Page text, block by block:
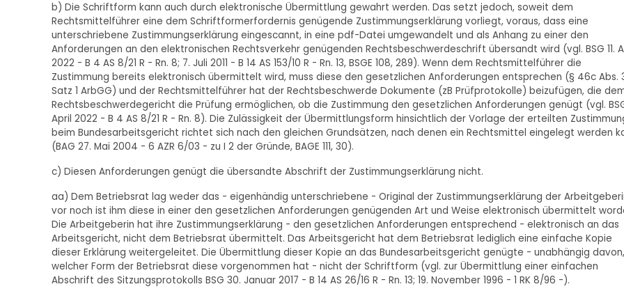
b) Die Schriftform kann auch durch elektronische Übermittlung gewahrt werden. Das setzt jedoch, soweit dem
Rechtsmittelführer eine dem Schriftformerfordernis genügende Zustimmungserklärung vorliegt, voraus, dass eine
unterschriebene Zustimmungserklärung eingescannt, in eine pdf-Datei umgewandelt und als Anhang zu einer den
Anforderungen an den elektronischen Rechtsverkehr genügenden Rechtsbeschwerdeschrift übersandt wird (vgl. BSG 11.
2022 - B 4 AS 8/21 R - Rn. 8; 7. Juli 2011 - B 14 AS 153/10 R - Rn. 13, BSGE 108, 289). Wenn dem Rechtsmittelführer die
Zustimmung bereits elektronisch übermittelt wird, muss diese den gesetzlichen Anforderungen entsprechen (§ 46c Abs.
Satz 1 ArbGG) und der Rechtsmittelführer hat der Rechtsbeschwerde Dokumente (zB Prüfprotokolle) beizufügen, die
Rechtsbeschwerdegericht die Prüfung ermöglichen, ob die Zustimmung den gesetzlichen Anforderungen genügt (vgl. BSG
April 2022 - B 4 AS 8/21 R - Rn. 8). Die Zulässigkeit der Übermittlungsform hinsichtlich der Vorlage der erteilten
beim Bundesarbeitsgericht richtet sich nach den gleichen Grundsätzen, nach denen ein Rechtsmittel eingelegt werden
(BAG 27. Mai 2004 - 6 AZR 6/03 - zu I 2 der Gründe, BAGE 111, 30).
c) Diesen Anforderungen genügt die übersandte Abschrift der Zustimmungserklärung nicht.
aa) Dem Betriebsrat lag weder das - eigenhändig unterschriebene - Original der Zustimmungserklärung der
vor noch ist ihm diese in einer den gesetzlichen Anforderungen genügenden Art und Weise elektronisch übermittelt
Die Arbeitgeberin hat ihre Zustimmungserklärung - den gesetzlichen Anforderungen entsprechend - elektronisch an das
Arbeitsgericht, nicht dem Betriebsrat übermittelt. Das Arbeitsgericht hat dem Betriebsrat lediglich eine einfache Kopie
dieser Erklärung weitergeleitet. Die Übermittlung dieser Kopie an das Bundesarbeitsgericht genügte - unabhängig
welcher Form der Betriebsrat diese vorgenommen hat - nicht der Schriftform (vgl. zur Übermittlung einer einfachen
Abschrift des Sitzungsprotokolls BSG 30. Januar 2017 - B 14 AS 26/16 R - Rn. 13; 19. November 1996 - 1 RK 8/96 -).